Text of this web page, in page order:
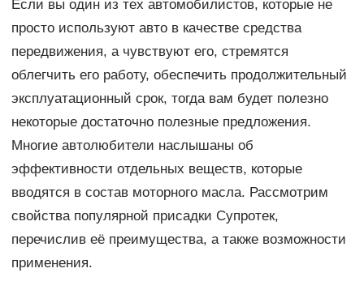
Если вы один из тех автомобилистов, которые не
просто используют авто в качестве средства
передвижения, а чувствуют его, стремятся
облегчить его работу, обеспечить продолжительный
эксплуатационный срок, тогда вам будет полезно
некоторые достаточно полезные предложения.
Многие автолюбители наслышаны об
эффективности отдельных веществ, которые
вводятся в состав моторного масла. Рассмотрим
свойства популярной присадки Супротек,
перечислив её преимущества, а также возможности
применения.